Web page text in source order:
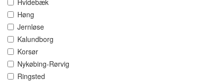
Hvidebæk
Høng
Jernløse
Kalundborg
Korsør
Nykøbing-Rørvig
Ringsted